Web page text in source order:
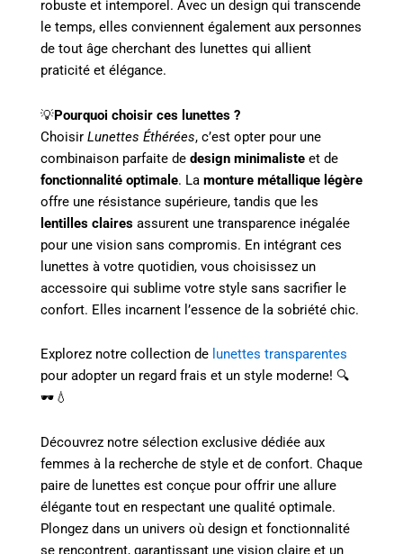
robuste et intemporel. Avec un design qui transcende
le temps, elles conviennent également aux personnes
de tout âge cherchant des lunettes qui allient
praticité et élégance.
💡Pourquoi choisir ces lunettes ?
Choisir Lunettes Éthérées, c’est opter pour une
combinaison parfaite de design minimaliste et de
fonctionnalité optimale. La monture métallique légère
offre une résistance supérieure, tandis que les
lentilles claires assurent une transparence inégalée
pour une vision sans compromis. En intégrant ces
lunettes à votre quotidien, vous choisissez un
accessoire qui sublime votre style sans sacrifier le
confort. Elles incarnent l’essence de la sobriété chic.
Explorez notre collection de lunettes transparentes
pour adopter un regard frais et un style moderne! 🔍
🕶️💧
Découvrez notre sélection exclusive dédiée aux
femmes à la recherche de style et de confort. Chaque
paire de lunettes est conçue pour offrir une allure
élégante tout en respectant une qualité optimale.
Plongez dans un univers où design et fonctionnalité
se rencontrent, garantissant une vision claire et un